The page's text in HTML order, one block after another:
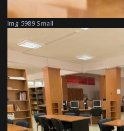
Img 5989 Small